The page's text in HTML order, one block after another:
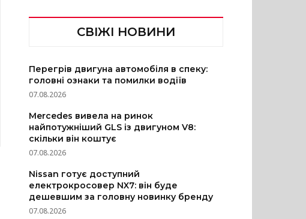
СВІЖІ НОВИНИ
Перегрів двигуна автомобіля в спеку:
головні ознаки та помилки водіїв
07.08.2026
Mercedes вивела на ринок
найпотужніший GLS із двигуном V8:
скільки він коштує
07.08.2026
Nissan готує доступний
електрокросовер NX7: він буде
дешевшим за головну новинку бренду
07.08.2026